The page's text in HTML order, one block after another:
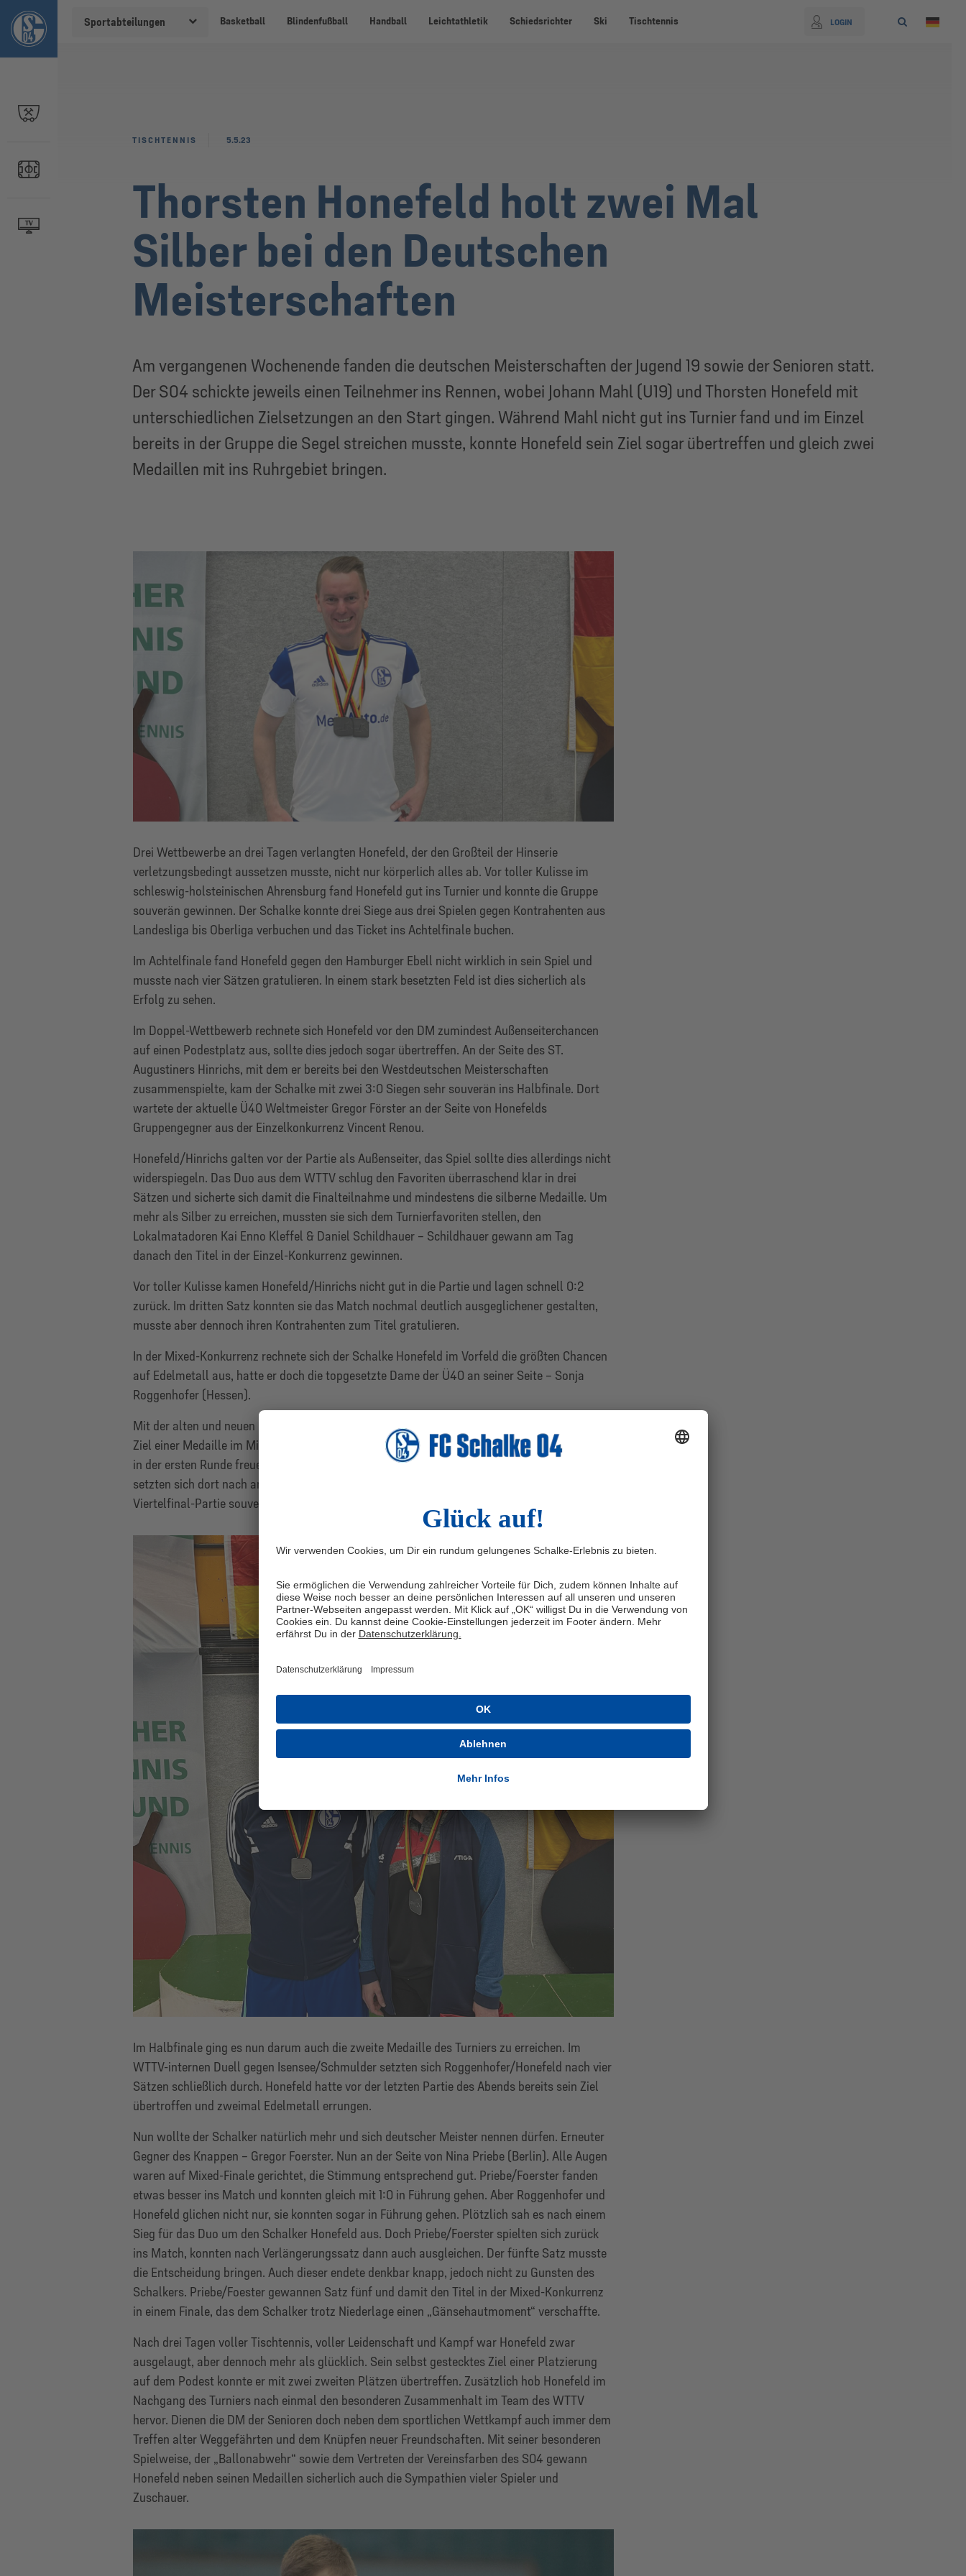
Sportabteilungen Basketball Blindenfußball Handball Leichtathletik Schiedsrichter Ski Tischtennis LOGIN
Thorsten Honefeld holt zwei Mal
Silber bei den Deutschen
Meisterschaften
Am vergangenen Wochenende fanden die deutschen Meisterschaften der Jugend 19 sowie der Senioren statt.
Der S04 schickte jeweils einen Teilnehmer ins Rennen, wobei Johann Mahl (U19) und Thorsten Honefeld mit
unterschiedlichen Zielsetzungen an den Start gingen. Während Mahl nicht gut ins Turnier fand und im Einzel
bereits in der Gruppe die Segel streichen musste, konnte Honefeld sein Ziel sogar übertreffen und gleich zwei
Medaillen mit ins Ruhrgebiet bringen.
TISCHTENNIS 5.5.23
Drei Wettbewerbe an drei Tagen verlangten Honefeld, der den Großteil der Hinserie
verletzungsbedingt aussetzen musste, nicht nur körperlich alles ab. Vor toller Kulisse im
schleswig-holsteinischen Ahrensburg fand Honefeld gut ins Turnier und konnte die Gruppe
souverän gewinnen. Der Schalke konnte drei Siege aus drei Spielen gegen Kontrahenten aus
Landesliga bis Oberliga verbuchen und das Ticket ins Achtelfinale buchen.
Im Achtelfinale fand Honefeld gegen den Hamburger Ebell nicht wirklich in sein Spiel und
musste nach vier Sätzen gratulieren. In einem stark besetzten Feld ist dies sicherlich als
Erfolg zu sehen.
Im Doppel-Wettbewerb rechnete sich Honefeld vor den DM zumindest Außenseiterchancen
auf einen Podestplatz aus, sollte dies jedoch sogar übertreffen. An der Seite des ST.
Augustiners Hinrichs, mit dem er bereits bei den Westdeutschen Meisterschaften
zusammenspielte, kam der Schalke mit zwei 3:0 Siegen sehr souverän ins Halbfinale. Dort
wartete der aktuelle Ü40 Weltmeister Gregor Förster an der Seite von Honefelds
Gruppengegner aus der Einzelkonkurrenz Vincent Renou.
Honefeld/Hinrichs galten vor der Partie als Außenseiter, das Spiel sollte dies allerdings nicht
widerspiegeln. Das Duo aus dem WTTV schlug den Favoriten überraschend klar in drei
Sätzen und sicherte sich damit die Finalteilnahme und mindestens die silberne Medaille. Um
mehr als Silber zu erreichen, mussten sie sich dem Turnierfavoriten stellen, den
Lokalmatadoren Kai Enno Kleffel & Daniel Schildhauer – Schildhauer gewann am Tag
danach den Titel in der Einzel-Konkurrenz gewinnen.
Vor toller Kulisse kamen Honefeld/Hinrichs nicht gut in die Partie und lagen schnell 0:2
zurück. Im dritten Satz konnten sie das Match nochmal deutlich ausgeglichener gestalten,
musste aber dennoch ihren Kontrahenten zum Titel gratulieren.
In der Mixed-Konkurrenz rechnete sich der Schalke Honefeld im Vorfeld die größten Chancen
auf Edelmetall aus, hatte er doch die topgesetzte Dame der Ü40 an seiner Seite – Sonja
Roggenhofer (Hessen).
Mit der alten und neuen deutschen Meisterin der Ü40 Seniorinnen ging Honefeld also sein
Ziel einer Medaille im Mixed an. Als „Eins“ der Setzliste konnte sich das Duo über ein Freilos
in der ersten Runde freuen und musste erst im Achtelfinale starten. Roggenhofer/Honefeld
setzten sich dort nach anfänglichen Problemen mit 3:1 durch und konnten auch ihre
Viertelfinal-Partie souverän gewinnen.
Im Halbfinale ging es nun darum auch die zweite Medaille des Turniers zu erreichen. Im
WTTV-internen Duell gegen Isensee/Schmulder setzten sich Roggenhofer/Honefeld nach vier
Sätzen schließlich durch. Honefeld hatte vor der letzten Partie des Abends bereits sein Ziel
übertroffen und zweimal Edelmetall errungen.
Nun wollte der Schalker natürlich mehr und sich deutscher Meister nennen dürfen. Erneuter
Gegner des Knappen – Gregor Foerster. Nun an der Seite von Nina Priebe (Berlin). Alle Augen
waren auf Mixed-Finale gerichtet, die Stimmung entsprechend gut. Priebe/Foerster fanden
etwas besser ins Match und konnten gleich mit 1:0 in Führung gehen. Aber Roggenhofer und
Honefeld glichen nicht nur, sie konnten sogar in Führung gehen. Plötzlich sah es nach einem
Sieg für das Duo um den Schalker Honefeld aus. Doch Priebe/Foerster spielten sich zurück
ins Match, konnten nach Verlängerungssatz dann auch ausgleichen. Der fünfte Satz musste
die Entscheidung bringen. Auch dieser endete denkbar knapp, jedoch nicht zu Gunsten des
Schalkers. Priebe/Foester gewannen Satz fünf und damit den Titel in der Mixed-Konkurrenz
in einem Finale, das dem Schalker trotz Niederlage einen „Gänsehautmoment“ verschaffte.
Nach drei Tagen voller Tischtennis, voller Leidenschaft und Kampf war Honefeld zwar
ausgelaugt, aber dennoch mehr als glücklich. Sein selbst gestecktes Ziel einer Platzierung
auf dem Podest konnte er mit zwei zweiten Plätzen übertreffen. Zusätzlich hob Honefeld im
Nachgang des Turniers nach einmal den besonderen Zusammenhalt im Team des WTTV
hervor. Dienen die DM der Senioren doch neben dem sportlichen Wettkampf auch immer dem
Treffen alter Weggefährten und dem Knüpfen neuer Freundschaften. Mit seiner besonderen
Spielweise, der „Ballonabwehr“ sowie dem Vertreten der Vereinsfarben des S04 gewann
Honefeld neben seinen Medaillen sicherlich auch die Sympathien vieler Spieler und
Zuschauer.